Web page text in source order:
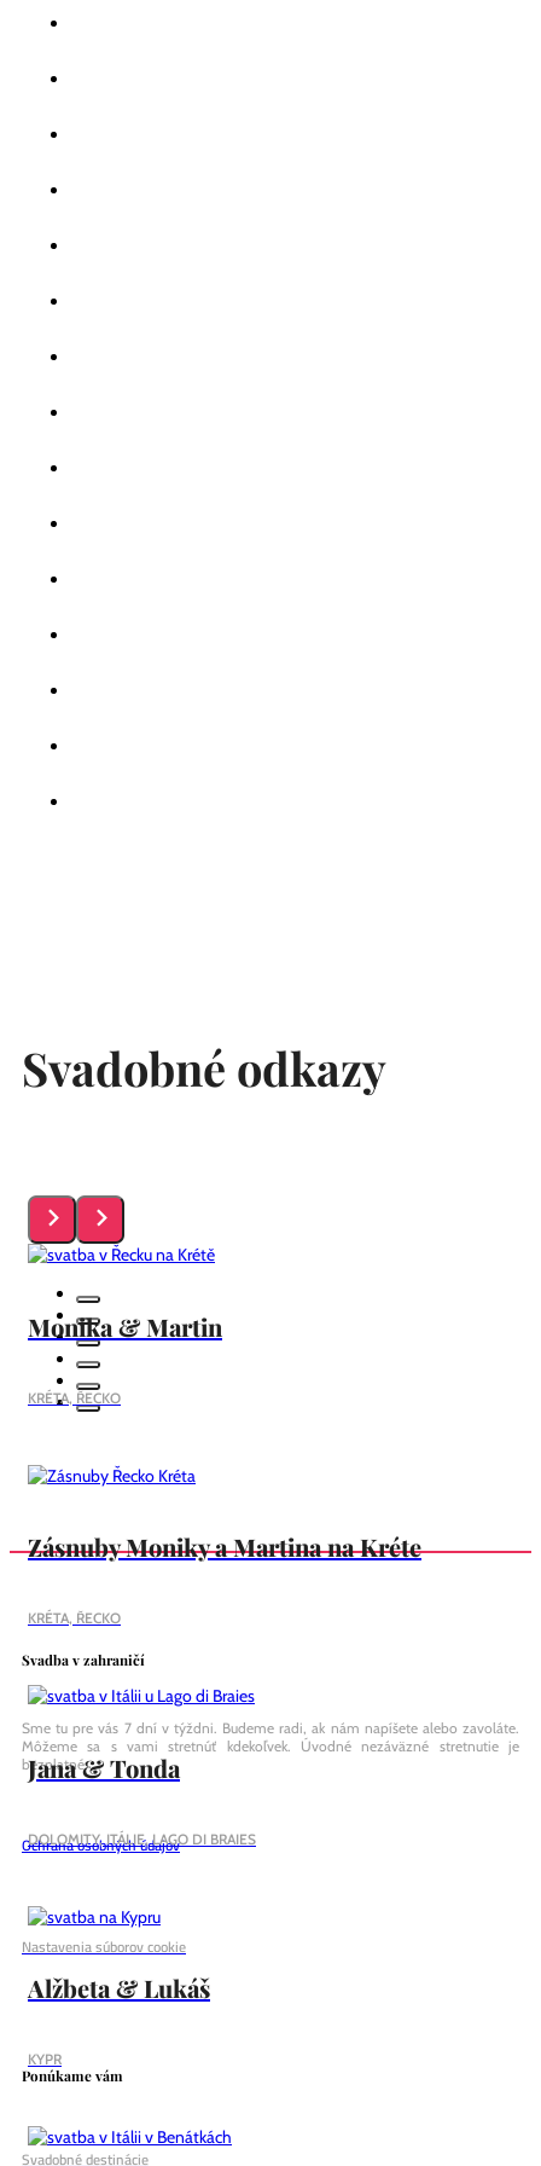
Svadobné odkazy
Monika & Martin
KRÉTA, ŘECKO
Zásnuby Moniky a Martina na Kréte
KRÉTA, ŘECKO
Jana & Tonda
DOLOMITY, ITÁLIE, LAGO DI BRAIES
Alžbeta & Lukáš
KYPR
Svadba v zahraničí
Sme tu pre vás 7 dní v týždni. Budeme radi, ak nám napíšete alebo zavoláte.
Môžeme sa s vami stretnúť kdekoľvek. Úvodné nezáväzné stretnutie je
bezplatné.
Ochrana osobných údajov
Nastavenia súborov cookie
Ponúkame vám
Svadobné destinácie